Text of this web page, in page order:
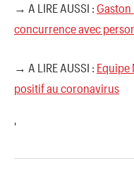
→ A LIRE AUSSI : Gaston
concurrence avec
→ A LIRE AUSSI : Equipe
positif au coronavirus
'